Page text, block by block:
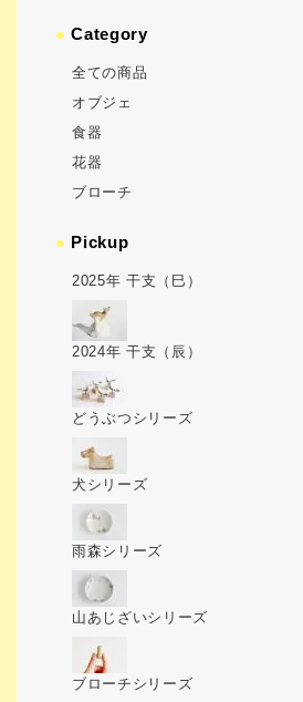
●Category
全ての商品
オブジェ
食器
花器
ブローチ
● Pickup
2025年 干支（巳）
2024年 干支（辰）
どうぶつシリーズ
犬シリーズ
雨森シリーズ
山あじざいシリーズ
ブローチシリーズ